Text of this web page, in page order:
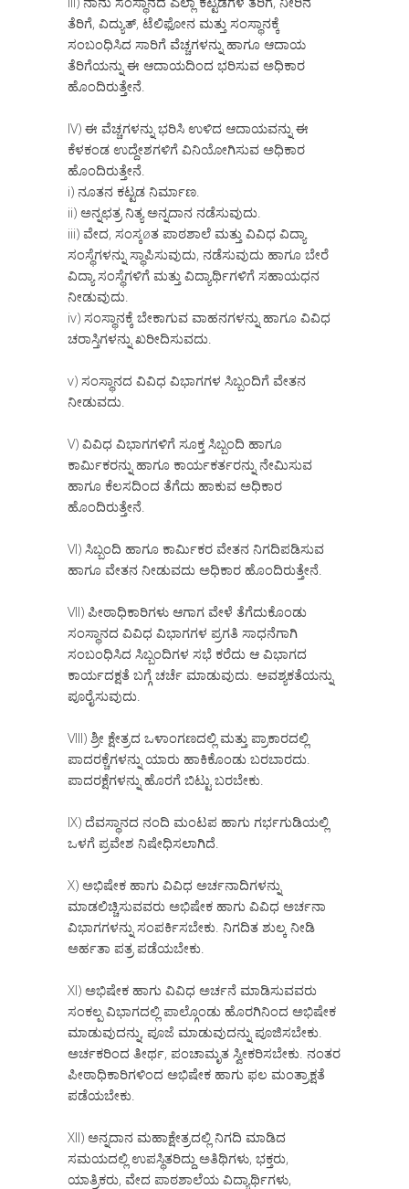
ತೆರಿಗೆ, ವಿದ್ಯುತ್, ಟೆಲಿಫೋನ ಮತ್ತು ಸಂಸ್ಥಾನಕ್ಕೆ
ಸಂಬಂಧಿಸಿದ ಸಾರಿಗೆ ವೆಚ್ಚಗಳನ್ನು ಹಾಗೂ ಆದಾಯ
ತೆರಿಗೆಯನ್ನು ಈ ಆದಾಯದಿಂದ ಭರಿಸುವ ಅಧಿಕಾರ
ಹೊಂದಿರುತ್ತೇನೆ.
IV) ಈ ವೆಚ್ಚಗಳನ್ನು ಭರಿಸಿ ಉಳಿದ ಆದಾಯವನ್ನು ಈ
ಕೆಳಕಂಡ ಉದ್ದೇಶಗಳಿಗೆ ವಿನಿಯೋಗಿಸುವ ಅಧಿಕಾರ
ಹೊಂದಿರುತ್ತೇನೆ.
i) ನೂತನ ಕಟ್ಟಡ ನಿರ್ಮಾಣ.
ii) ಅನ್ನಛತ್ರ ನಿತ್ಯ ಅನ್ನದಾನ ನಡೆಸುವುದು.
iii) ವೇದ, ಸಂಸ್ಕøತ ಪಾಠಶಾಲೆ ಮತ್ತು ವಿವಿಧ ವಿದ್ಯಾ
ಸಂಸ್ಥೆಗಳನ್ನು ಸ್ಥಾಪಿಸುವುದು, ನಡೆಸುವುದು ಹಾಗೂ ಬೇರೆ
ವಿದ್ಯಾ ಸಂಸ್ಥೆಗಳಿಗೆ ಮತ್ತು ವಿದ್ಯಾರ್ಥಿಗಳಿಗೆ ಸಹಾಯಧನ
ನೀಡುವುದು.
iv) ಸಂಸ್ಥಾನಕ್ಕೆ ಬೇಕಾಗುವ ವಾಹನಗಳನ್ನು ಹಾಗೂ ವಿವಿಧ
ಚರಾಸ್ತಿಗಳನ್ನು ಖರೀದಿಸುವದು.
v) ಸಂಸ್ಥಾನದ ವಿವಿಧ ವಿಭಾಗಗಳ ಸಿಬ್ಬಂದಿಗೆ ವೇತನ
ನೀಡುವದು.
V) ವಿವಿಧ ವಿಭಾಗಗಳಿಗೆ ಸೂಕ್ತ ಸಿಬ್ಬಂದಿ ಹಾಗೂ
ಕಾರ್ಮಿಕರನ್ನು ಹಾಗೂ ಕಾರ್ಯಕರ್ತರನ್ನು ನೇಮಿಸುವ
ಹಾಗೂ ಕೆಲಸದಿಂದ ತೆಗೆದು ಹಾಕುವ ಅಧಿಕಾರ
ಹೊಂದಿರುತ್ತೇನೆ.
VI) ಸಿಬ್ಬಂದಿ ಹಾಗೂ ಕಾರ್ಮಿಕರ ವೇತನ ನಿಗದಿಪಡಿಸುವ
ಹಾಗೂ ವೇತನ ನೀಡುವದು ಅಧಿಕಾರ ಹೊಂದಿರುತ್ತೇನೆ.
VII) ಪೀಠಾಧಿಕಾರಿಗಳು ಆಗಾಗ ವೇಳೆ ತೆಗೆದುಕೊಂಡು
ಸಂಸ್ಥಾನದ ವಿವಿಧ ವಿಭಾಗಗಳ ಪ್ರಗತಿ ಸಾಧನೆಗಾಗಿ
ಸಂಬಂಧಿಸಿದ ಸಿಬ್ಬಂದಿಗಳ ಸಭೆ ಕರೆದು ಆ ವಿಭಾಗದ
ಕಾರ್ಯದಕ್ಷತೆ ಬಗ್ಗೆ ಚರ್ಚೆ ಮಾಡುವುದು. ಅವಶ್ಯಕತೆಯನ್ನು
ಪೂರೈಸುವುದು.
VIII) ಶ್ರೀ ಕ್ಷೇತ್ರದ ಒಳಾಂಗಣದಲ್ಲಿ ಮತ್ತು ಪ್ರಾಕಾರದಲ್ಲಿ
ಪಾದರಕ್ಚೆಗಳನ್ನು ಯಾರು ಹಾಕಿಕೊಂಡು ಬರಬಾರದು.
ಪಾದರಕ್ಷೆಗಳನ್ನು ಹೊರಗೆ ಬಿಟ್ಟು ಬರಬೇಕು.
IX) ದೆವಸ್ಥಾನದ ನಂದಿ ಮಂಟಪ ಹಾಗು ಗರ್ಭಗುಡಿಯಲ್ಲಿ
ಒಳಗೆ ಪ್ರವೇಶ ನಿಷೇಧಿಸಲಾಗಿದೆ.
X) ಅಭಿಷೇಕ ಹಾಗು ವಿವಿಧ ಅರ್ಚನಾದಿಗಳನ್ನು
ಮಾಡಲಿಚ್ಚಿಸುವವರು ಅಭಿಷೇಕ ಹಾಗು ವಿವಿಧ ಅರ್ಚನಾ
ವಿಭಾಗಗಳನ್ನು ಸಂಪರ್ಕಿಸಬೇಕು. ನಿಗದಿತ ಶುಲ್ಕ ನೀಡಿ
ಅರ್ಹತಾ ಪತ್ರ ಪಡೆಯಬೇಕು.
XI) ಅಭಿಷೇಕ ಹಾಗು ವಿವಿಧ ಅರ್ಚನೆ ಮಾಡಿಸುವವರು
ಸಂಕಲ್ಪ ವಿಭಾಗದಲ್ಲಿ ಪಾಲ್ಗೊಂಡು ಹೊರಗಿನಿಂದ ಅಭಿಷೇಕ
ಮಾಡುವುದನ್ನು, ಪೂಜೆ ಮಾಡುವುದನ್ನು ಪೂಜಿಸಬೇಕು.
ಅರ್ಚಕರಿಂದ ತೀರ್ಥ, ಪಂಚಾಮೃತ ಸ್ವೀಕರಿಸಬೇಕು. ನಂತರ
ಪೀಠಾಧಿಕಾರಿಗಳಿಂದ ಅಭಿಷೇಕ ಹಾಗು ಫಲ ಮಂತ್ರಾಕ್ಷತೆ
ಪಡೆಯಬೇಕು.
XII) ಅನ್ನದಾನ ಮಹಾಕ್ಷೇತ್ರದಲ್ಲಿ ನಿಗದಿ ಮಾಡಿದ
ಸಮಯದಲ್ಲಿ ಉಪಸ್ಥಿತರಿದ್ದು ಅತಿಥಿಗಳು, ಭಕ್ತರು,
ಯಾತ್ರಿಕರು, ವೇದ ಪಾಠಶಾಲೆಯ ವಿದ್ಯಾರ್ಥಿಗಳು,